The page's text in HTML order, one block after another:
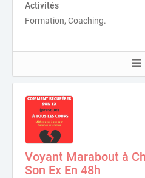
Activités
Formation, Coaching.
Voyant Marabout à
Son Ex En 48h